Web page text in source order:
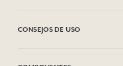
CONSEJOS DE USO